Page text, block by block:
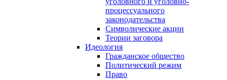
процессуального
законодательства
Символические акции
Теории заговора
Идеология
Гражданское общество
Политический режим
Право